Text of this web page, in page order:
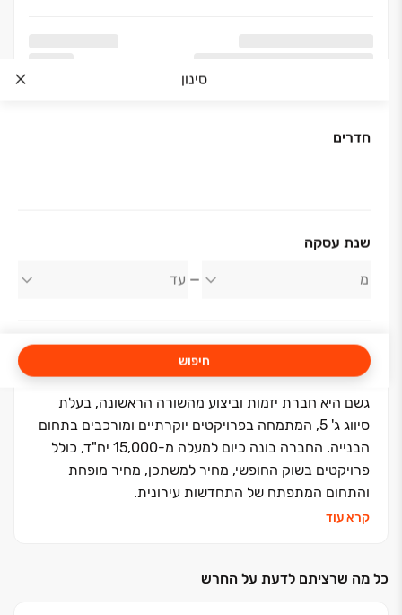
סינון
חדרים
שנת עסקה
חיפוש
אודות החברה
גשם החזקות
גשם היא חברת יזמות וביצוע מהשורה הראשונה, בעלת
סיווג ג' 5, המתמחה בפרויקטים יוקרתיים ומורכבים בתחום
הבנייה. החברה בונה כיום למעלה מ-15,000 יח"ד, כולל
פרויקטים בשוק החופשי, מחיר למשתכן, מחיר מופחת
והתחום המתפתח של התחדשות עירונית.
קרא עוד
כל מה שרציתם לדעת על החרש